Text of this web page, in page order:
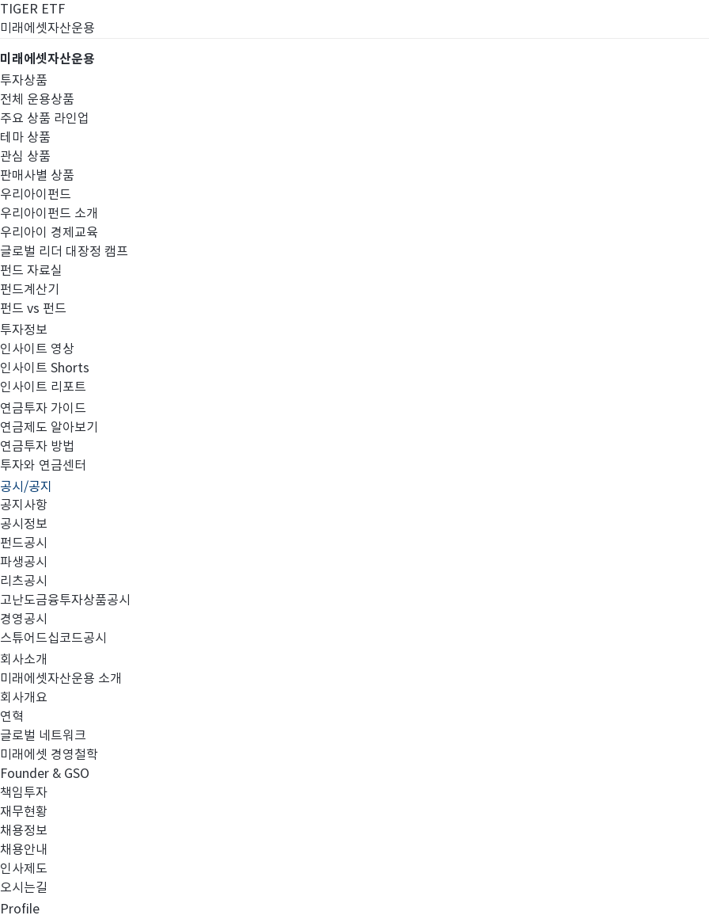
TIGER ETF
미래에셋자산운용
미래에셋자산운용
투자상품
전체 운용상품
주요 상품 라인업
테마 상품
관심 상품
판매사별 상품
우리아이펀드
우리아이펀드 소개
우리아이 경제교육
글로벌 리더 대장정 캠프
펀드 자료실
펀드계산기
펀드 vs 펀드
투자정보
인사이트 영상
인사이트 Shorts
인사이트 리포트
연금투자 가이드
연금제도 알아보기
연금투자 방법
투자와 연금센터
공시/공지
공지사항
공시정보
펀드공시
파생공시
리츠공시
고난도금융투자상품공시
경영공시
스튜어드십코드공시
회사소개
미래에셋자산운용 소개
회사개요
연혁
글로벌 네트워크
미래에셋 경영철학
Founder & GSO
책임투자
재무현황
채용정보
채용안내
인사제도
오시는길
Profile
펀드공시
집합투자규약 및 투자설명서 변경의 건
1. 대상 펀드
1
2
4